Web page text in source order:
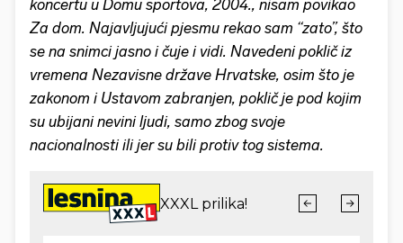
koncertu u Domu sportova, 2004., nisam povikao
Za dom. Najavljujući pjesmu rekao sam “zato”, što
se na snimci jasno i čuje i vidi. Navedeni poklič iz
vremena Nezavisne države Hrvatske, osim što je
zakonom i Ustavom zabranjen, poklič je pod kojim
su ubijani nevini ljudi, samo zbog svoje
nacionalnosti ili jer su bili protiv tog sistema.